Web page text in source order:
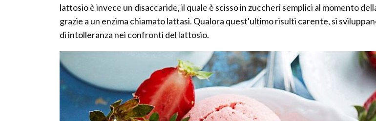
lattosio è invece un disaccaride, il quale è scisso in zuccheri semplici al momento
grazie a un enzima chiamato lattasi. Qualora quest'ultimo risulti carente, si
di intolleranza nei confronti del lattosio.